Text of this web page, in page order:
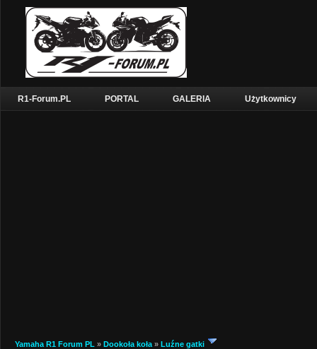
R1-Forum.PL PORTAL GALERIA Użytkownicy
Yamaha R1 Forum PL » Dookoła koła » Luźne gatki